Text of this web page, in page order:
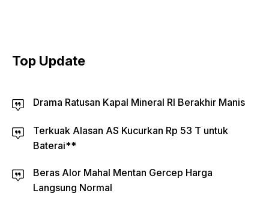
Top Update
Drama Ratusan Kapal Mineral RI Berakhir Manis
Terkuak Alasan AS Kucurkan Rp 53 T untuk
Baterai**
Beras Alor Mahal Mentan Gercep Harga
Langsung Normal